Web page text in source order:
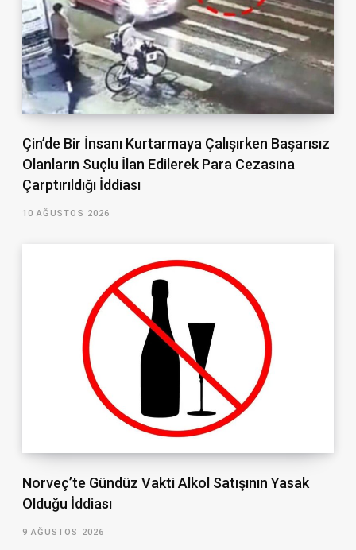
Çin’de Bir İnsanı Kurtarmaya Çalışırken Başarısız
Olanların Suçlu İlan Edilerek Para Cezasına
Çarptırıldığı İddiası
10 AĞUSTOS 2026
Norveç’te Gündüz Vakti Alkol Satışının Yasak
Olduğu İddiası
9 AĞUSTOS 2026